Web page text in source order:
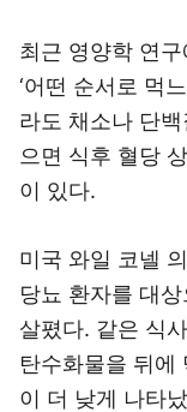
최근 영양학 연구
‘어떤 순서로 먹
라도 채소나 단
으면 식후 혈당
이 있다.
미국 와일 코넬
당뇨 환자를 대
살폈다. 같은 식
탄수화물을 뒤에
이 더 낮게 나타